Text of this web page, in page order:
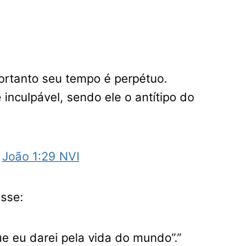
seu tempo é perpétuo.
inculpável, sendo ele o antítipo do
João‬ ‭1‬:‭29‬ ‭NVI‬‬
eu darei pela vida do mundo”.”